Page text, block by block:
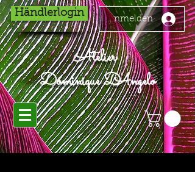
Händlerlogin
Anmelden
Atelier
Dominique D'Angelo